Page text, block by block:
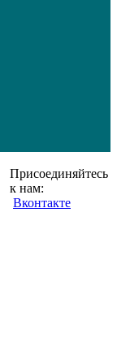
Присоединяйтесь
к нам:
Вконтакте